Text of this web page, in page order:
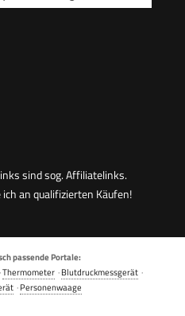
sind sog. Affiliatelinks.
an qualifizierten Käufen!
passende Portale:
Thermometer·Blutdruckmessgerät·
·Personenwaage